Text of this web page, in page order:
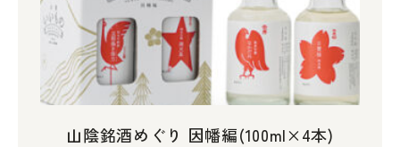
山陰銘酒めぐり 因幡編(100ml×4本)